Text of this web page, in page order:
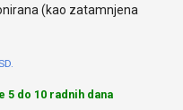
(kao zatamnjena
5 do 10 radnih dana